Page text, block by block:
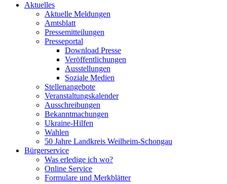
Aktuelles
Aktuelle Meldungen
Amtsblatt
Pressemitteilungen
Presseportal
Download Presse
Veröffentlichungen
Ausstellungen
Soziale Medien
Stellenangebote
Veranstaltungskalender
Ausschreibungen
Bekanntmachungen
Ukraine-Hilfen
Wahlen
50 Jahre Landkreis Weilheim-Schongau
Bürgerservice
Was erledige ich wo?
Online Service
Formulare und Merkblätter